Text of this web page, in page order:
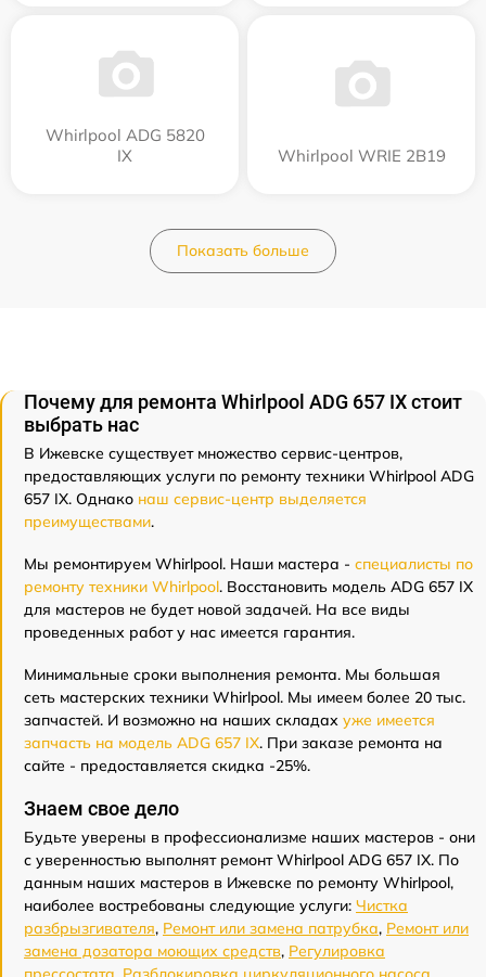
Whirlpool ADG 5820
IX
Whirlpool WRIE 2B19
Показать больше
Почему для ремонта Whirlpool ADG 657 IX стоит
выбрать нас
В Ижевске существует множество сервис-центров,
предоставляющих услуги по ремонту техники Whirlpool ADG
657 IX. Однако наш сервис-центр выделяется
преимуществами.
Мы ремонтируем Whirlpool. Наши мастера - специалисты по
ремонту техники Whirlpool. Восстановить модель ADG 657 IX
для мастеров не будет новой задачей. На все виды
проведенных работ у нас имеется гарантия.
Минимальные сроки выполнения ремонта. Мы большая
сеть мастерских техники Whirlpool. Мы имеем более 20 тыс.
запчастей. И возможно на наших складах уже имеется
запчасть на модель ADG 657 IX. При заказе ремонта на
сайте - предоставляется скидка -25%.
Знаем свое дело
Будьте уверены в профессионализме наших мастеров - они
с уверенностью выполнят ремонт Whirlpool ADG 657 IX. По
данным наших мастеров в Ижевске по ремонту Whirlpool,
наиболее востребованы следующие услуги: Чистка
разбрызгивателя, Ремонт или замена патрубка, Ремонт или
замена дозатора моющих средств, Регулировка